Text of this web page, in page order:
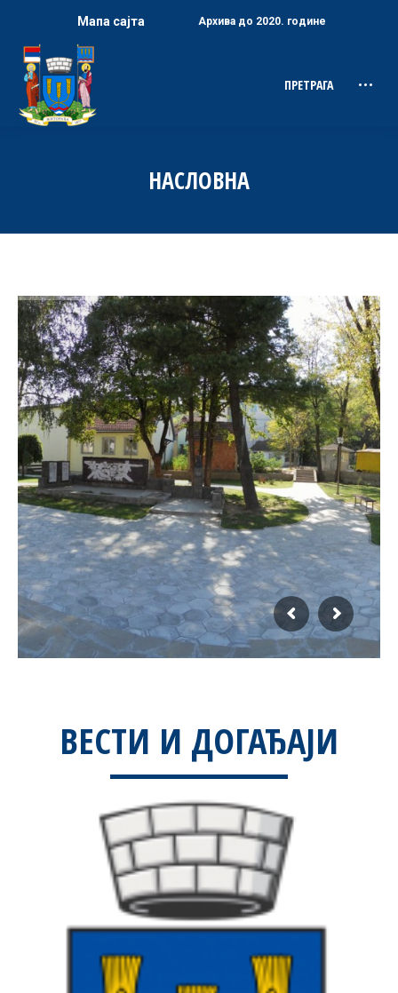
Мапа сајта Архива до 2020. године
Search:
ПРЕТРАГА
НАСЛОВНА
ВЕСТИ И ДОГАЂАЈИ